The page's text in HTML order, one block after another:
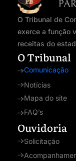
O Tribunal de
exerce a função
receitas do
O Tribunal
Comunicação
Notícias
Mapa do site
FAQ’s
Ouvidoria
Solicitação